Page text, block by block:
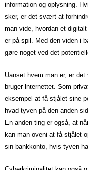
information og oplysning.
sker, er det svært at
man vide, hvordan et
er på spil. Med den viden i
gøre noget ved det
Uanset hvem man er, er
bruger internettet. Som
eksempel at få stjålet sine
hvad tyven på den anden
En anden ting er også, at
kan man oveni at få stjålet
sin bankkonto, hvis tyven